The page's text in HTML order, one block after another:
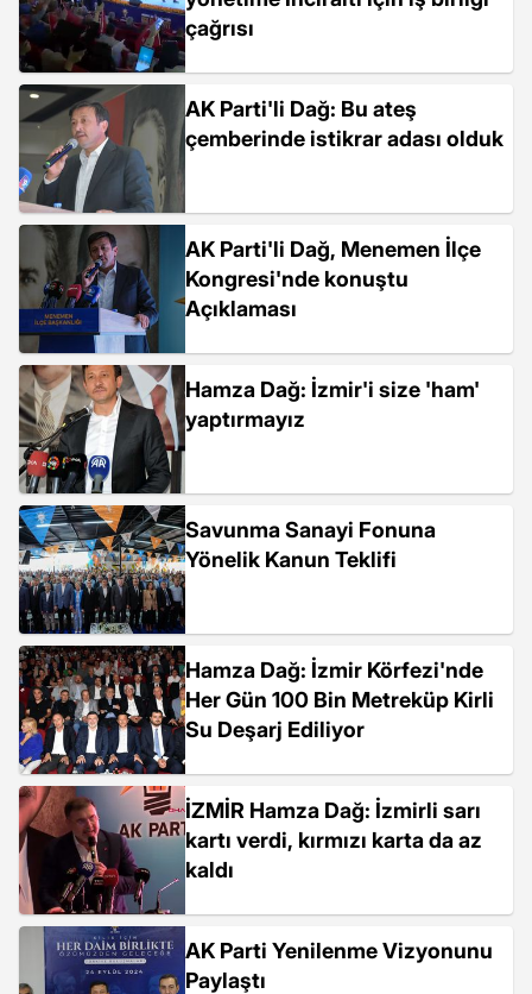
çağrısı
AK Parti'li Dağ: Bu ateş
çemberinde istikrar adası olduk
AK Parti'li Dağ, Menemen İlçe
Kongresi'nde konuştu
Açıklaması
Hamza Dağ: İzmir'i size 'ham'
yaptırmayız
Savunma Sanayi Fonuna
Yönelik Kanun Teklifi
Hamza Dağ: İzmir Körfezi'nde
Her Gün 100 Bin Metreküp Kirli
Su Deşarj Ediliyor
İZMİR Hamza Dağ: İzmirli sarı
kartı verdi, kırmızı karta da az
kaldı
AK Parti Yenilenme Vizyonunu
Paylaştı